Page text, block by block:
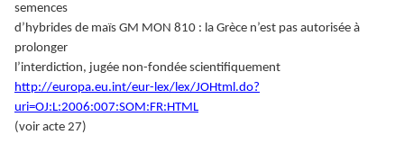
semences
d’hybrides de maïs GM MON 810 : la Grèce n’est pas autorisée à
prolonger
l’interdiction, jugée non-fondée scientifiquement
http://europa.eu.int/eur-lex/lex/JOHtml.do?
uri=OJ:L:2006:007:SOM:FR:HTML
(voir acte 27)